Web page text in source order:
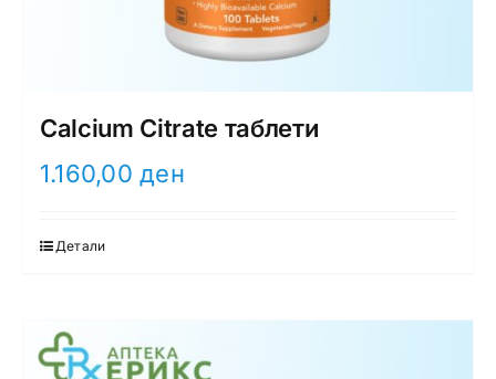
Calcium Citrate таблети
1.160,00ден
Детали